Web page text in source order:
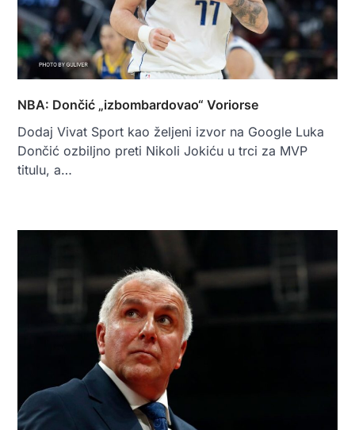
NBA: Dončić „izbombardovao“ Voriorse
Dodaj Vivat Sport kao željeni izvor na Google Luka
Dončić ozbiljno preti Nikoli Jokiću u trci za MVP
titulu, a…